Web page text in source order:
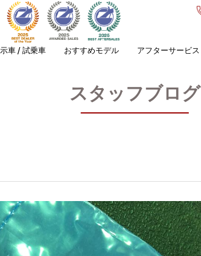
示車 / 試乗車 おすすめモデル アフターサービス
スタッフブログ